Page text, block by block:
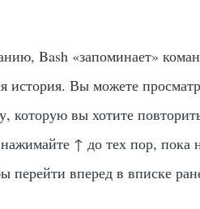
Bash «запоминает»
история. Вы можете
которую вы хотите
↑ до тех пор, пока
перейти вперед в вписке